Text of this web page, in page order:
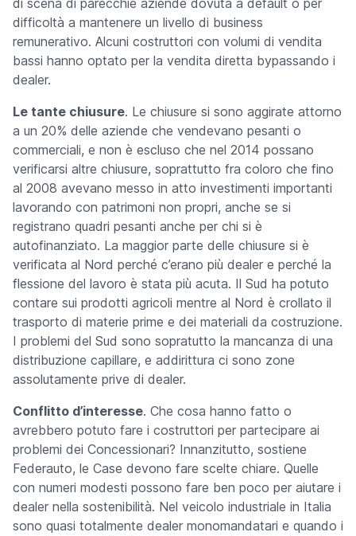
di scena di parecchie aziende dovuta a default o per
difficoltà a mantenere un livello di business
remunerativo. Alcuni costruttori con volumi di vendita
bassi hanno optato per la vendita diretta bypassando i
dealer.
Le tante chiusure. Le chiusure si sono aggirate attorno
a un 20% delle aziende che vendevano pesanti o
commerciali, e non è escluso che nel 2014 possano
verificarsi altre chiusure, soprattutto fra coloro che fino
al 2008 avevano messo in atto investimenti importanti
lavorando con patrimoni non propri, anche se si
registrano quadri pesanti anche per chi si è
autofinanziato. La maggior parte delle chiusure si è
verificata al Nord perché c’erano più dealer e perché la
flessione del lavoro è stata più acuta. Il Sud ha potuto
contare sui prodotti agricoli mentre al Nord è crollato il
trasporto di materie prime e dei materiali da costruzione.
I problemi del Sud sono sopratutto la mancanza di una
distribuzione capillare, e addirittura ci sono zone
assolutamente prive di dealer.
Conflitto d’interesse. Che cosa hanno fatto o
avrebbero potuto fare i costruttori per partecipare ai
problemi dei Concessionari? Innanzitutto, sostiene
Federauto, le Case devono fare scelte chiare. Quelle
con numeri modesti possono fare ben poco per aiutare i
dealer nella sostenibilità. Nel veicolo industriale in Italia
sono quasi totalmente dealer monomandatari e quando i